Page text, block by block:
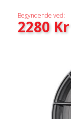
Begyndende ved:
2280Kr